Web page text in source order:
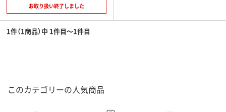
お取り扱い終了しました
1件（1商品）中 1件目～1件目
このカテゴリーの人気商品